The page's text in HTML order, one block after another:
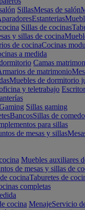
SillasMesas de salón
Estanterias
Sillas de cocinas
y sillas de cocina
de cocinaCocinas
a medida
Camas
de matrimonio
Muebles de dormitorio
y teletrabajo
Sillas gaming
BancosSillas de
para sillas
de mesas y sillas
Muebles auxiliares
de mesas y sillas de
cocinaTaburetes de
completas
cocina MenajeServicio